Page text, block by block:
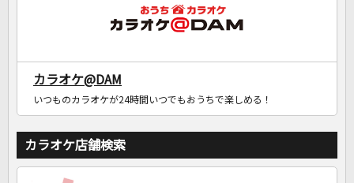
カラオケ@DAM
いつものカラオケが24時間いつでもおうちで楽しめる！
カラオケ店舗検索